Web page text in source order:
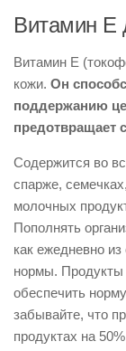
Витамин Е
Витамин Е
кожи. Он
поддержанию
предотвращает
Содержится во
спарже,
молочных
Пополнять
как ежедневно
нормы. Продукты
обеспечить
забывайте, что
продуктах на